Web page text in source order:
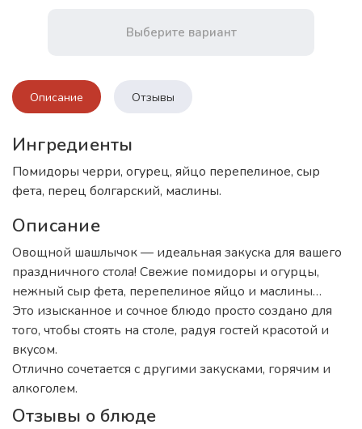
Выберите вариант
Описание Отзывы
Ингредиенты
Помидоры черри, огурец, яйцо перепелиное, сыр
фета, перец болгарский, маслины.
Описание
Овощной шашлычок — идеальная закуска для вашего
праздничного стола! Свежие помидоры и огурцы,
нежный сыр фета, перепелиное яйцо и маслины…
Это изысканное и сочное блюдо просто создано для
того, чтобы стоять на столе, радуя гостей красотой и
вкусом.
Отлично сочетается с другими закусками, горячим и
алкоголем.
Отзывы о блюде